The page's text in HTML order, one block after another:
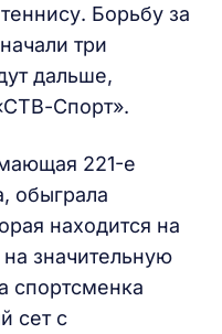
Борьбу за
три
дальше,
Спорт».
221-е
обыграла
находится на
значительную
спортсменка
сет с